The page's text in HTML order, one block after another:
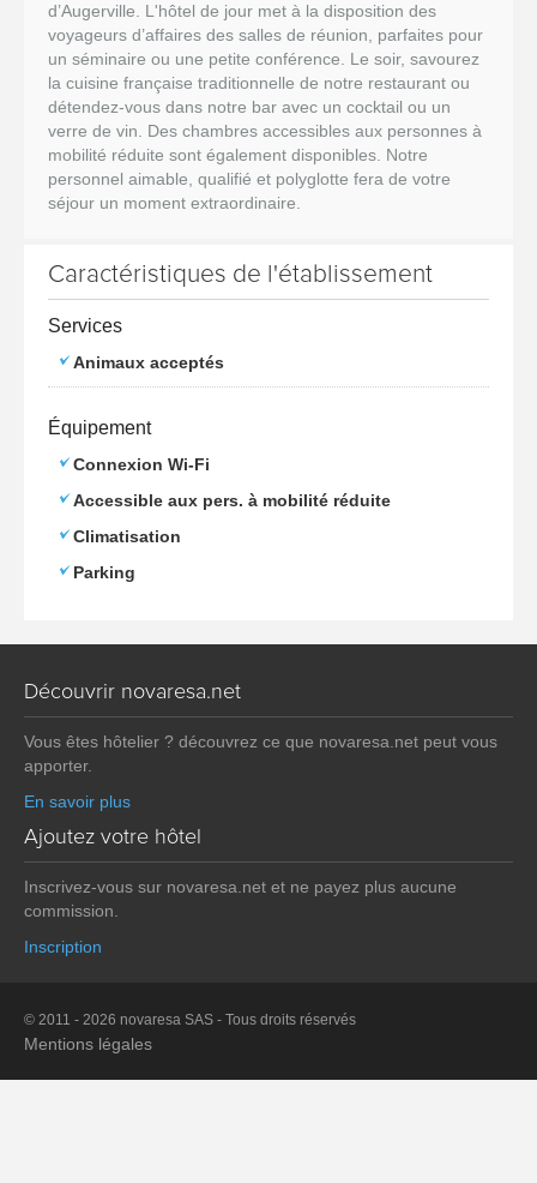
d’Augerville. L'hôtel de jour met à la disposition des
voyageurs d’affaires des salles de réunion, parfaites pour
un séminaire ou une petite conférence. Le soir, savourez
la cuisine française traditionnelle de notre restaurant ou
détendez-vous dans notre bar avec un cocktail ou un
verre de vin. Des chambres accessibles aux personnes à
mobilité réduite sont également disponibles. Notre
personnel aimable, qualifié et polyglotte fera de votre
séjour un moment extraordinaire.
Caractéristiques de l'établissement
Services
Animaux acceptés
Équipement
Connexion Wi-Fi
Accessible aux pers. à mobilité réduite
Climatisation
Parking
Découvrir novaresa.net
Vous êtes hôtelier ? découvrez ce que novaresa.net peut vous
apporter.
En savoir plus
Ajoutez votre hôtel
Inscrivez-vous sur novaresa.net et ne payez plus aucune
commission.
Inscription
© 2011 - 2026 novaresa SAS - Tous droits réservés
Mentions légales